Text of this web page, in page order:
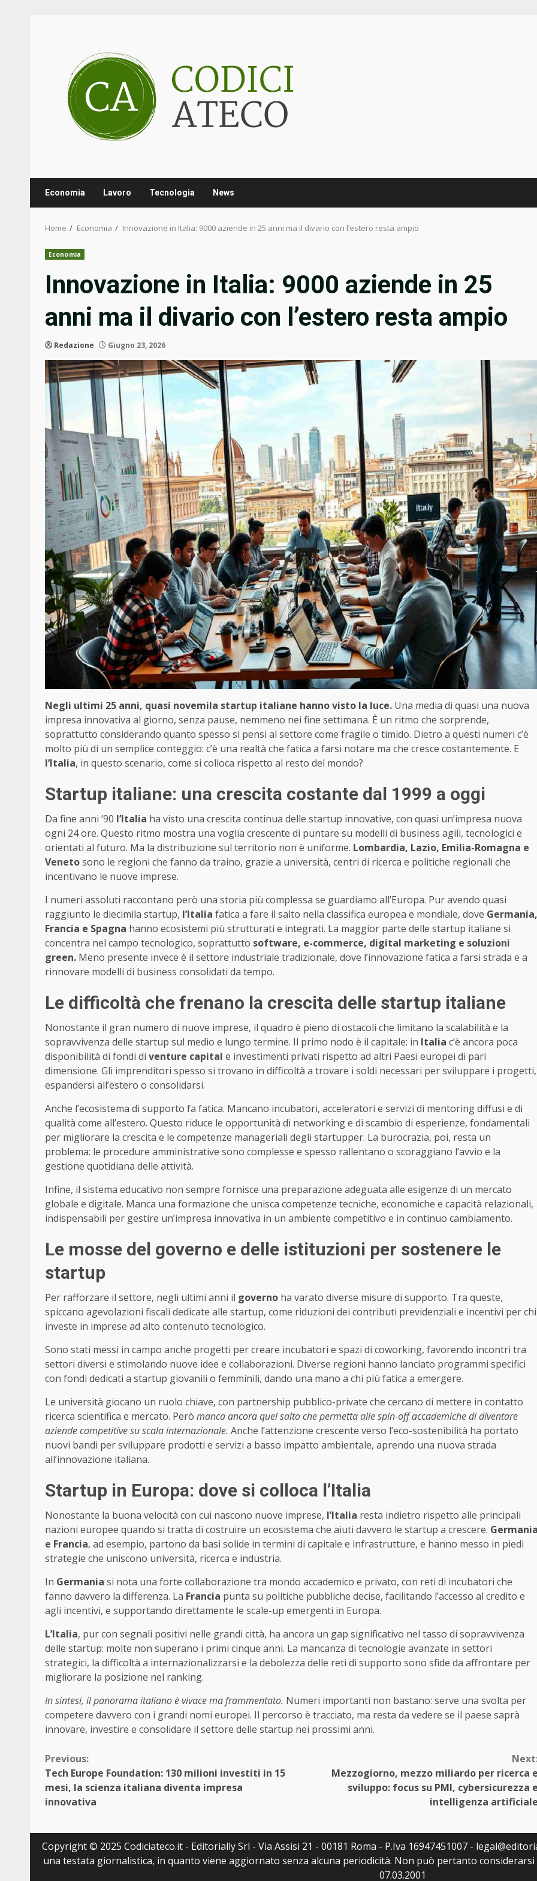
Economia Lavoro Tecnologia News
Home Economia Innovazione in Italia: 9000 aziende in 25 anni ma il divario con l’estero resta ampio
Economia
Innovazione in Italia: 9000 aziende in 25
anni ma il divario con l’estero resta ampio
Redazione Giugno 23, 2026
Negli ultimi 25 anni, quasi novemila startup italiane hanno visto la luce. Una media di quasi una nuova
impresa innovativa al giorno, senza pause, nemmeno nei fine settimana. È un ritmo che sorprende,
soprattutto considerando quanto spesso si pensi al settore come fragile o timido. Dietro a questi numeri c’è
molto più di un semplice conteggio: c’è una realtà che fatica a farsi notare ma che cresce costantemente. E
l’Italia, in questo scenario, come si colloca rispetto al resto del mondo?
Startup italiane: una crescita costante dal 1999 a oggi
Da fine anni ’90 l’Italia ha visto una crescita continua delle startup innovative, con quasi un’impresa nuova
ogni 24 ore. Questo ritmo mostra una voglia crescente di puntare su modelli di business agili, tecnologici e
orientati al futuro. Ma la distribuzione sul territorio non è uniforme. Lombardia, Lazio, Emilia-Romagna e
Venetosono le regioni che fanno da traino, grazie a università, centri di ricerca e politiche regionali che
incentivano le nuove imprese.
I numeri assoluti raccontano però una storia più complessa se guardiamo all’Europa. Pur avendo quasi
raggiunto le diecimila startup, l’Italia fatica a fare il salto nella classifica europea e mondiale, dove Germania,
Francia e Spagna hanno ecosistemi più strutturati e integrati. La maggior parte delle startup italiane si
concentra nel campo tecnologico, soprattutto software, e-commerce, digital marketing e soluzioni
green. Meno presente invece è il settore industriale tradizionale, dove l’innovazione fatica a farsi strada e a
rinnovare modelli di business consolidati da tempo.
Le difficoltà che frenano la crescita delle startup italiane
Nonostante il gran numero di nuove imprese, il quadro è pieno di ostacoli che limitano la scalabilità e la
sopravvivenza delle startup sul medio e lungo termine. Il primo nodo è il capitale: in Italia c’è ancora poca
disponibilità di fondi di venture capital e investimenti privati rispetto ad altri Paesi europei di pari
dimensione. Gli imprenditori spesso si trovano in difficoltà a trovare i soldi necessari per sviluppare i progetti,
espandersi all’estero o consolidarsi.
Anche l’ecosistema di supporto fa fatica. Mancano incubatori, acceleratori e servizi di mentoring diffusi e di
qualità come all’estero. Questo riduce le opportunità di networking e di scambio di esperienze, fondamentali
per migliorare la crescita e le competenze manageriali degli startupper. La burocrazia, poi, resta un
problema: le procedure amministrative sono complesse e spesso rallentano o scoraggiano l’avvio e la
gestione quotidiana delle attività.
Infine, il sistema educativo non sempre fornisce una preparazione adeguata alle esigenze di un mercato
globale e digitale. Manca una formazione che unisca competenze tecniche, economiche e capacità relazionali,
indispensabili per gestire un’impresa innovativa in un ambiente competitivo e in continuo cambiamento.
Le mosse del governo e delle istituzioni per sostenere le
startup
Per rafforzare il settore, negli ultimi anni il governo ha varato diverse misure di supporto. Tra queste,
spiccano agevolazioni fiscali dedicate alle startup, come riduzioni dei contributi previdenziali e incentivi per chi
investe in imprese ad alto contenuto tecnologico.
Sono stati messi in campo anche progetti per creare incubatori e spazi di coworking, favorendo incontri tra
settori diversi e stimolando nuove idee e collaborazioni. Diverse regioni hanno lanciato programmi specifici
con fondi dedicati a startup giovanili o femminili, dando una mano a chi più fatica a emergere.
Le università giocano un ruolo chiave, con partnership pubblico-private che cercano di mettere in contatto
ricerca scientifica e mercato. Però manca ancora quel salto che permetta alle spin-off accademiche di diventare
aziende competitive su scala internazionale. Anche l’attenzione crescente verso l’eco-sostenibilità ha portato
nuovi bandi per sviluppare prodotti e servizi a basso impatto ambientale, aprendo una nuova strada
all’innovazione italiana.
Startup in Europa: dove si colloca l’Italia
Nonostante la buona velocità con cui nascono nuove imprese, l’Italia resta indietro rispetto alle principali
nazioni europee quando si tratta di costruire un ecosistema che aiuti davvero le startup a crescere.
e Francia, ad esempio, partono da basi solide in termini di capitale e infrastrutture, e hanno messo in piedi
strategie che uniscono università, ricerca e industria.
In Germania si nota una forte collaborazione tra mondo accademico e privato, con reti di incubatori che
fanno davvero la differenza. La Francia punta su politiche pubbliche decise, facilitando l’accesso al credito e
agli incentivi, e supportando direttamente le scale-up emergenti in Europa.
L’Italia, pur con segnali positivi nelle grandi città, ha ancora un gap significativo nel tasso di sopravvivenza
delle startup: molte non superano i primi cinque anni. La mancanza di tecnologie avanzate in settori
strategici, la difficoltà a internazionalizzarsi e la debolezza delle reti di supporto sono sfide da affrontare per
migliorare la posizione nel ranking.
In sintesi, il panorama italiano è vivace ma frammentato. Numeri importanti non bastano: serve una svolta per
competere davvero con i grandi nomi europei. Il percorso è tracciato, ma resta da vedere se il paese saprà
innovare, investire e consolidare il settore delle startup nei prossimi anni.
Continue
Reading
Previous:
Tech Europe Foundation: 130 milioni investiti in 15
mesi, la scienza italiana diventa impresa
innovativa
Mezzogiorno, mezzo miliardo per ricerca
sviluppo: focus su PMI, cybersicurezza
intelligenza
Copyright © 2025 Codiciateco.it - Editorially Srl - Via Assisi 21 - 00181 Roma - P.Iva 16947451007 -
una testata giornalistica, in quanto viene aggiornato senza alcuna periodicità. Non può pertanto
07.03.2001